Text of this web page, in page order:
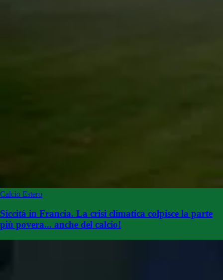
Calcio Estero
Siccità in Francia. La crisi climatica colpisce la parte
più povera... anche del calcio!